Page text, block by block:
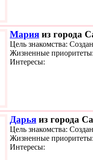
Мария из города
Цель знакомства:
Жизненные приоритеты:
Интересы:
Дарья из города
Цель знакомства:
Жизненные приоритеты:
Интересы: